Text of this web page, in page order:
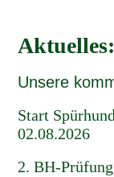
Aktuelles:
Unsere
Start
02.08.2026
2. BH-